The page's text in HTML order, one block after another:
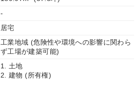
-
居宅
工業地域 (危険性や環境への影響に関わら
ず工場が建築可能)
1. 土地
2. 建物 (所有権)